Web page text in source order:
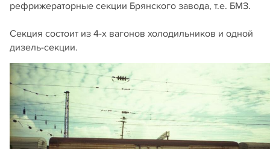
рефрижераторные секции Брянского завода, т.е. БМЗ.
Секция состоит из 4-х вагонов холодильников и одной
дизель-секции.